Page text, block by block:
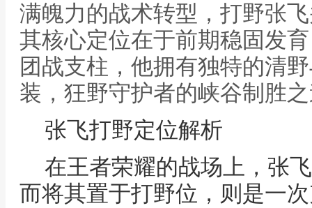
满魄力的战术转型，打野张
其核心定位在于前期稳固发
团战支柱，他拥有独特的清
装，狂野守护者的峡谷制胜
张飞打野定位解析
在王者荣耀的战场上，张
而将其置于打野位，则是一